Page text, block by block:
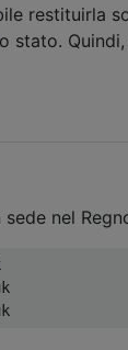
restituirla
stato.
nel